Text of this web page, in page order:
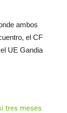
ambos
el CF
UE Gandia
tres meses